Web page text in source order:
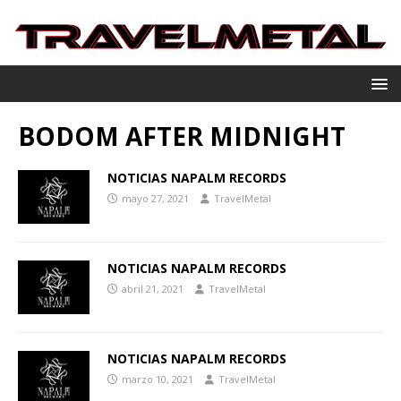
BODOM AFTER MIDNIGHT
NOTICIAS NAPALM RECORDS
mayo 27, 2021 TravelMetal
NOTICIAS NAPALM RECORDS
abril 21, 2021 TravelMetal
NOTICIAS NAPALM RECORDS
marzo 10, 2021 TravelMetal